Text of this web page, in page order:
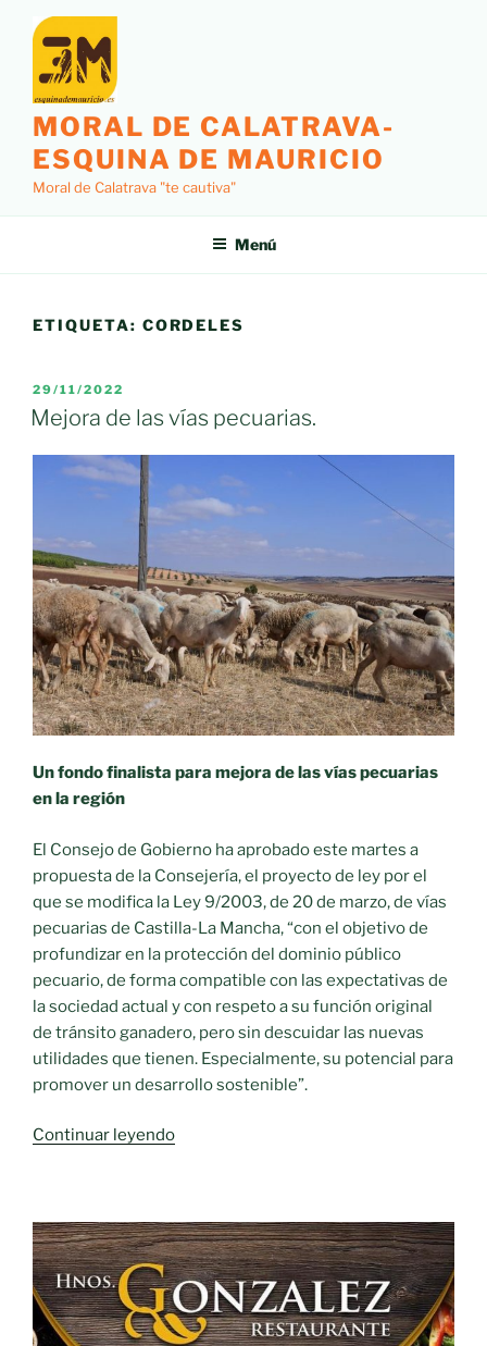
contenido
MORAL DE CALATRAVA-
ESQUINA DE MAURICIO
Moral de Calatrava "te cautiva"
Menú
ETIQUETA: CORDELES
PUBLICADO
EL
29/11/2022
Mejora de las vías pecuarias.
Un fondo finalista para mejora de las vías pecuarias
en la región
El Consejo de Gobierno ha aprobado este martes a
propuesta de la Consejería, el proyecto de ley por el
que se modifica la Ley 9/2003, de 20 de marzo, de vías
pecuarias de Castilla-La Mancha, “con el objetivo de
profundizar en la protección del dominio público
pecuario, de forma compatible con las expectativas de
la sociedad actual y con respeto a su función original
de tránsito ganadero, pero sin descuidar las nuevas
utilidades que tienen. Especialmente, su potencial para
promover un desarrollo sostenible”.
Continuar leyendo«Mejora
pecuarias.»